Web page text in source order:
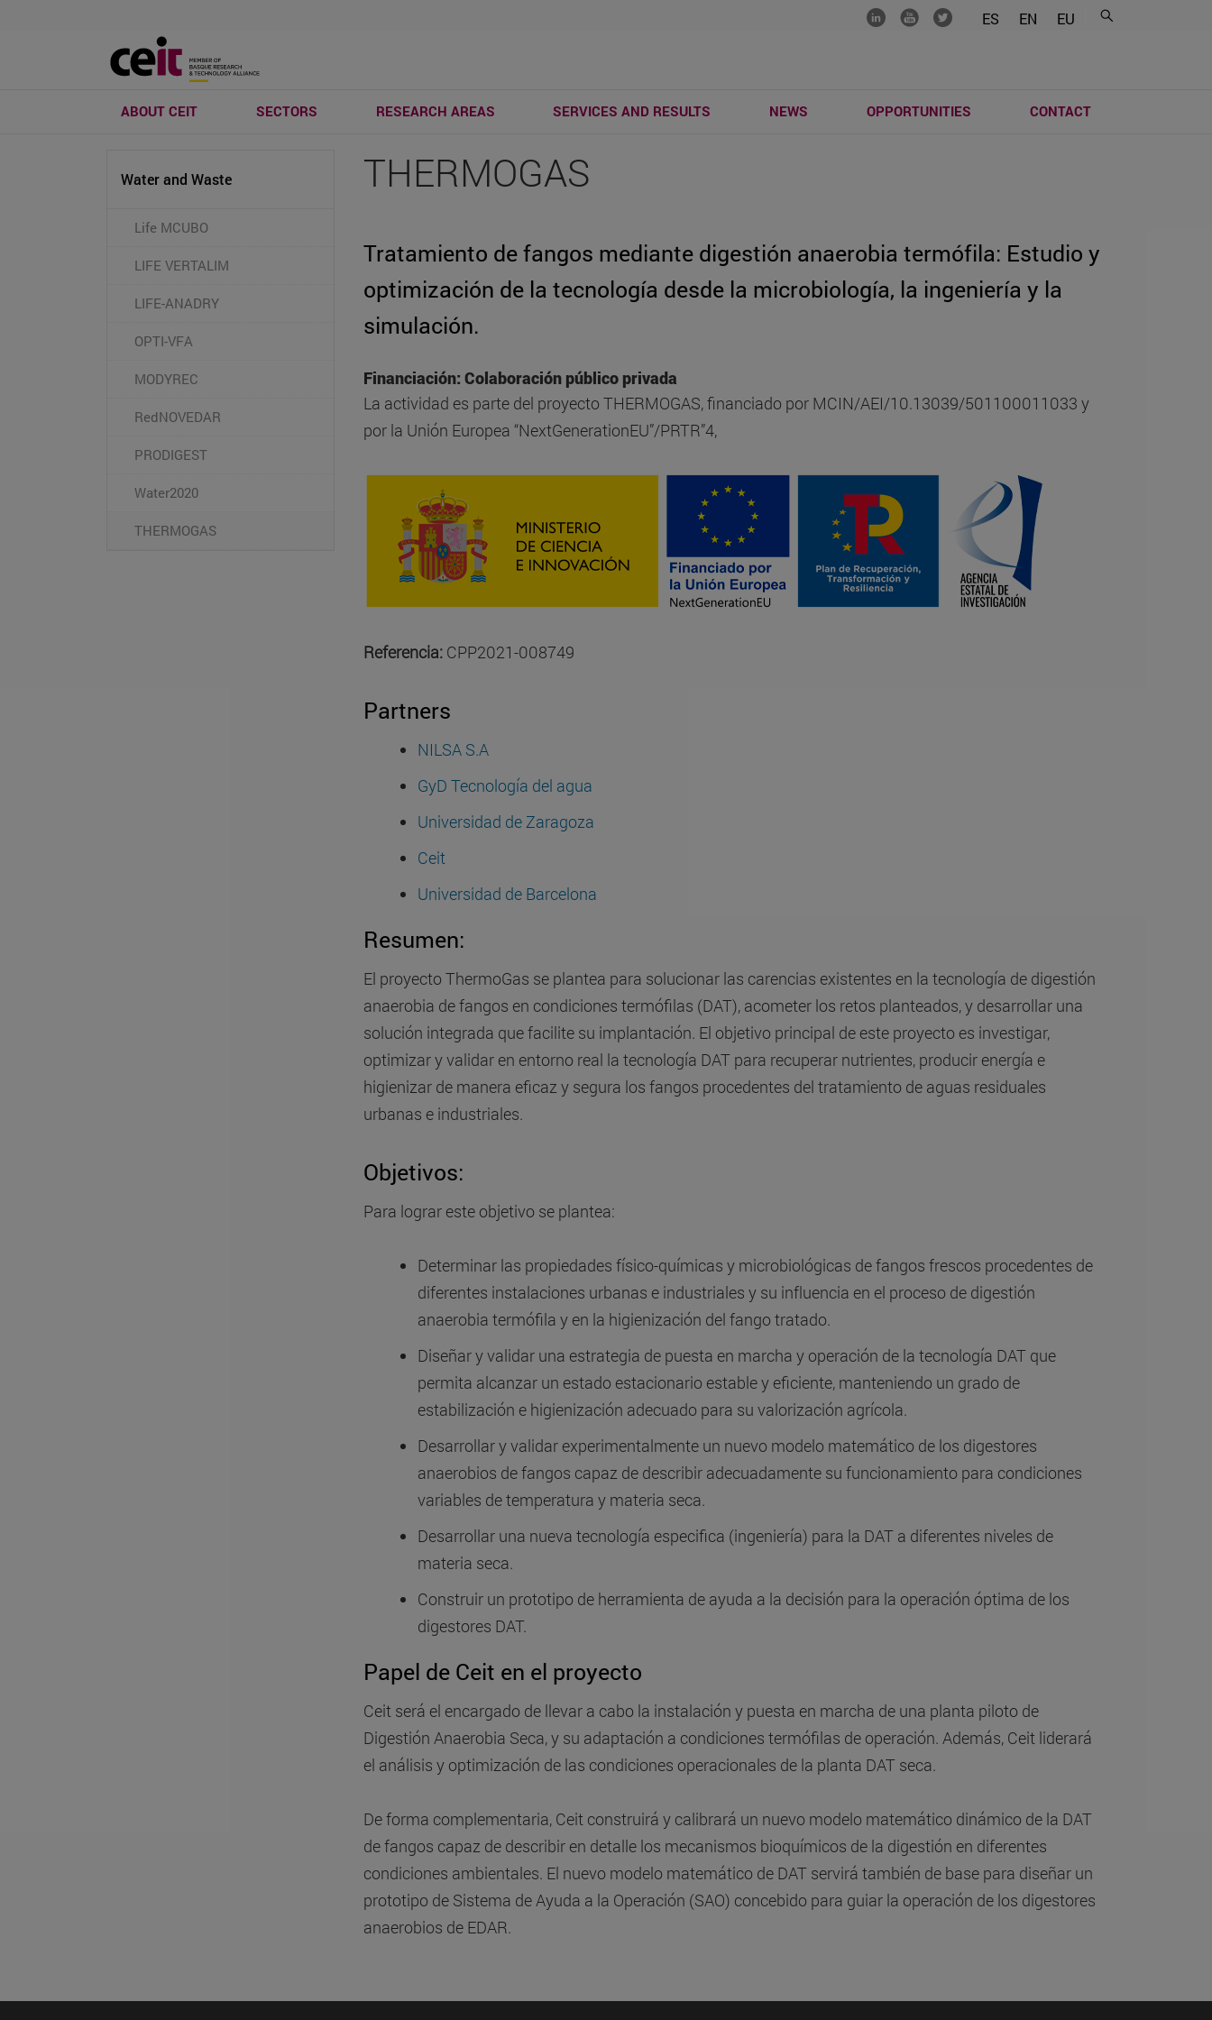
ES EN EU
....... ....... .......
ABOUT CEIT SECTORS RESEARCH AREAS SERVICES AND RESULTS NEWS OPPORTUNITIES CONTACT
Water and Waste
Life MCUBO
LIFE VERTALIM
LIFE-ANADRY
OPTI-VFA
MODYREC
RedNOVEDAR
PRODIGEST
Water2020
THERMOGAS
THERMOGAS
Tratamiento de fangos mediante digestión anaerobia termófila: Estudio y
optimización de la tecnología desde la microbiología, la ingeniería y la
simulación.
Financiación: Colaboración público privada
La actividad es parte del proyecto THERMOGAS, financiado por MCIN/AEI/10.13039/501100011033 y
por la Unión Europea “NextGenerationEU”/PRTR”4,
Referencia: CPP2021-008749
Partners
NILSA S.A
GyD Tecnología del agua
Universidad de Zaragoza
Ceit
Universidad de Barcelona
Resumen:
El proyecto ThermoGas se plantea para solucionar las carencias existentes en la tecnología de digestión
anaerobia de fangos en condiciones termófilas (DAT), acometer los retos planteados, y desarrollar una
solución integrada que facilite su implantación. El objetivo principal de este proyecto es investigar,
optimizar y validar en entorno real la tecnología DAT para recuperar nutrientes, producir energía e
higienizar de manera eficaz y segura los fangos procedentes del tratamiento de aguas residuales
urbanas e industriales.
Objetivos:
Para lograr este objetivo se plantea:
Determinar las propiedades físico-químicas y microbiológicas de fangos frescos procedentes de
diferentes instalaciones urbanas e industriales y su influencia en el proceso de digestión
anaerobia termófila y en la higienización del fango tratado.
Diseñar y validar una estrategia de puesta en marcha y operación de la tecnología DAT que
permita alcanzar un estado estacionario estable y eficiente, manteniendo un grado de
estabilización e higienización adecuado para su valorización agrícola.
Desarrollar y validar experimentalmente un nuevo modelo matemático de los digestores
anaerobios de fangos capaz de describir adecuadamente su funcionamiento para condiciones
variables de temperatura y materia seca.
Desarrollar una nueva tecnología especifica (ingeniería) para la DAT a diferentes niveles de
materia seca.
Construir un prototipo de herramienta de ayuda a la decisión para la operación óptima de los
digestores DAT.
Papel de Ceit en el proyecto
Ceit será el encargado de llevar a cabo la instalación y puesta en marcha de una planta piloto de
Digestión Anaerobia Seca, y su adaptación a condiciones termófilas de operación. Además, Ceit liderará
el análisis y optimización de las condiciones operacionales de la planta DAT seca.
De forma complementaria, Ceit construirá y calibrará un nuevo modelo matemático dinámico de la DAT
de fangos capaz de describir en detalle los mecanismos bioquímicos de la digestión en diferentes
condiciones ambientales. El nuevo modelo matemático de DAT servirá también de base para diseñar un
prototipo de Sistema de Ayuda a la Operación (SAO) concebido para guiar la operación de los digestores
anaerobios de EDAR.